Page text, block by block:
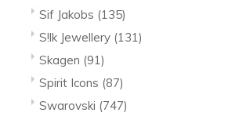
Sif Jakobs (135)
S!lk Jewellery (131)
Skagen (91)
Spirit Icons (87)
Swarovski (747)